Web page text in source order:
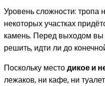
Уровень сложности: тропа
некоторых участках
камень. Перед выходом
решить, идти ли до
Поскольку местодикое и
лежаков, ни кафе, ни